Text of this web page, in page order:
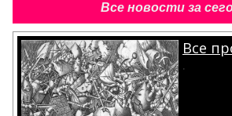
Все новости за
Все
.